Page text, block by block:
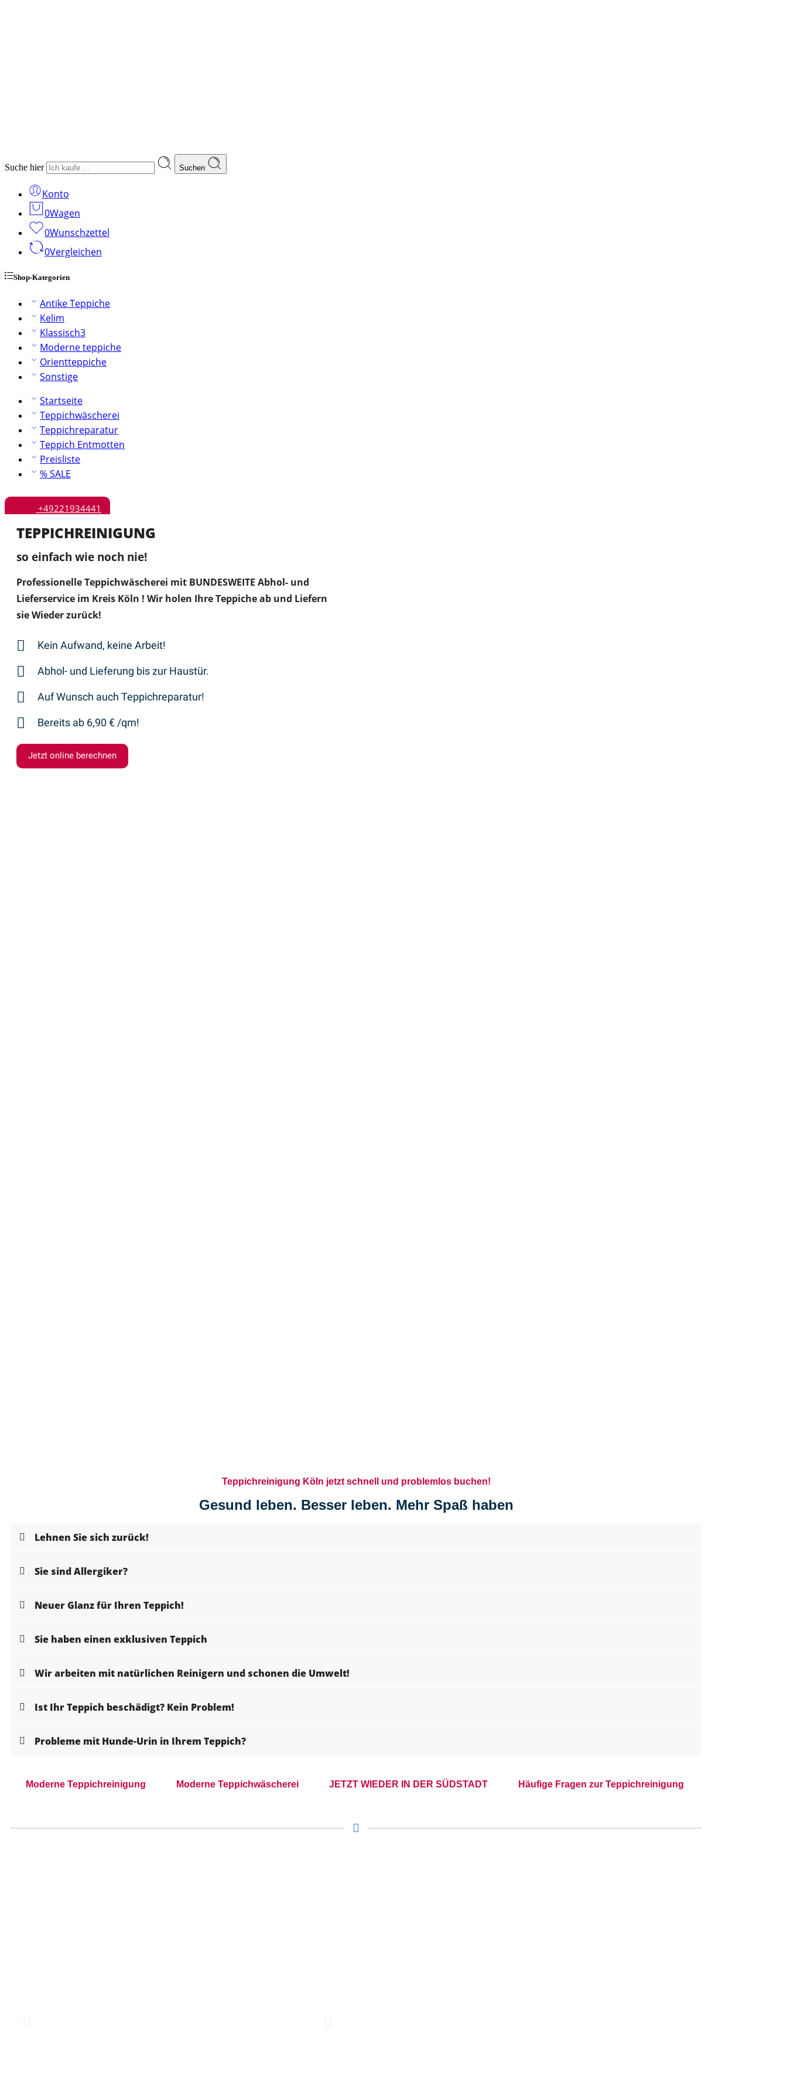
Suche hier Suchen
Konto
0Wagen
0Wunschzettel
0Vergleichen
Shop-Kategorien
Antike Teppiche
Kelim
Klassisch3
Moderne teppiche
Orientteppiche
Sonstige
Startseite
Teppichwäscherei
Teppichreparatur
Teppich Entmotten
Preisliste
% SALE
+49221934441
TEPPICHREINIGUNG
so einfach wie noch nie!
Professionelle Teppichwäscherei mit BUNDESWEITE Abhol- und
Lieferservice im Kreis Köln ! Wir holen Ihre Teppiche ab und Liefern
sie Wieder zurück!
Kein Aufwand, keine Arbeit!
Abhol- und Lieferung bis zur Haustür.
Auf Wunsch auch Teppichreparatur!
Bereits ab 6,90 € /qm!
Jetzt online berechnen
Teppichreinigung Köln jetzt schnell und problemlos buchen!
Gesund leben. Besser leben. Mehr Spaß haben
Lehnen Sie sich zurück!
Sie sind Allergiker?
Neuer Glanz für Ihren Teppich!
Sie haben einen exklusiven Teppich
Wir arbeiten mit natürlichen Reinigern und schonen die Umwelt!
Ist Ihr Teppich beschädigt? Kein Problem!
Probleme mit Hunde-Urin in Ihrem Teppich?
Moderne Teppichreinigung Moderne Teppichwäscherei JETZT WIEDER IN DER SÜDSTADT Häufige Fragen zur Teppichreinigung